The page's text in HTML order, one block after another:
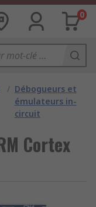
0
/ Débogueurs et
émulateurs in-
circuit
Cortex